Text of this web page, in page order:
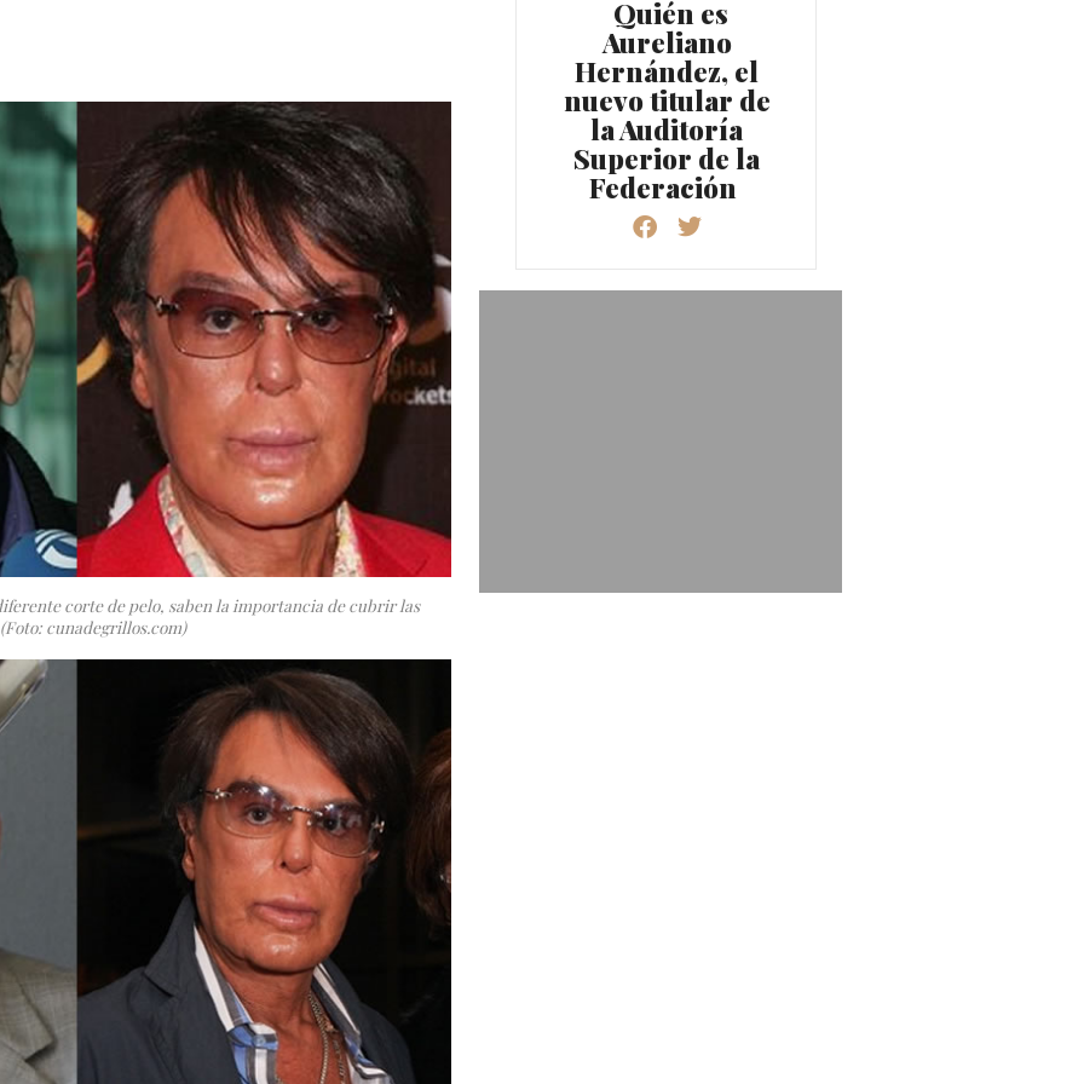
corte de pelo, saben la importancia de cubrir las
cunadegrillos.com)
Quién es
Aureliano
Hernández, el
nuevo titular de
la Auditoría
Superior de la
Federación